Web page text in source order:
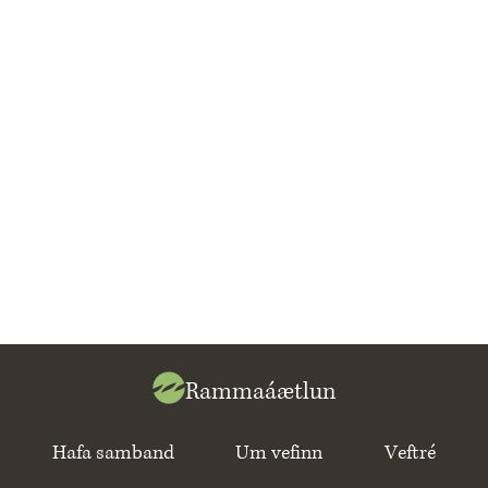
Rammaáætlun
Hafa samband Um vefinn Veftré